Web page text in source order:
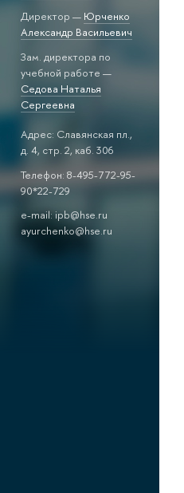
Директор — Юрченко
Александр Васильевич
Зам. директора по
учебной работе —
Седова Наталья
Сергеевна
Адрес: Славянская пл.,
д. 4, стр. 2, каб. 306
Телефон: 8-495-772-95-
90*22-729
e-mail: ipb@hse.ru
ayurchenko@hse.ru